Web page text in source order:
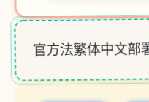
官方法繁体中文部